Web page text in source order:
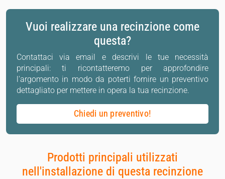
Vuoi realizzare una recinzione come
questa?
Contattaci via email e descrivi le tue necessità
principali: ti ricontatteremo per approfondire
l'argomento in modo da poterti fornire un preventivo
dettagliato per mettere in opera la tua recinzione.
Chiedi un preventivo!
Prodotti principali utilizzati
nell'installazione di questa recinzione